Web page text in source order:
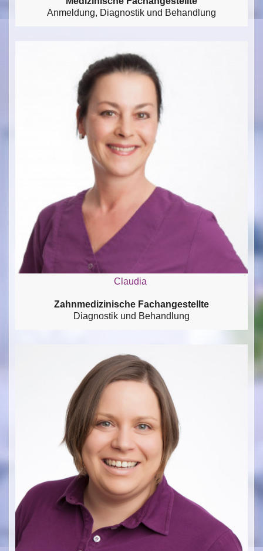
Anmeldung, Diagnostik und Behandlung
Claudia
Zahnmedizinische Fachangestellte
Diagnostik und Behandlung